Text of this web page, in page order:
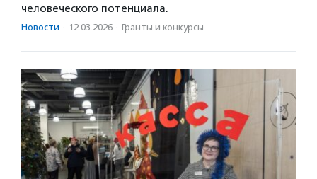
человеческого потенциала.
Новости · 12.03.2026 · Гранты и конкурсы